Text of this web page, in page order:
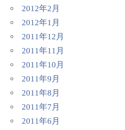
2012年2月
2012年1月
2011年12月
2011年11月
2011年10月
2011年9月
2011年8月
2011年7月
2011年6月